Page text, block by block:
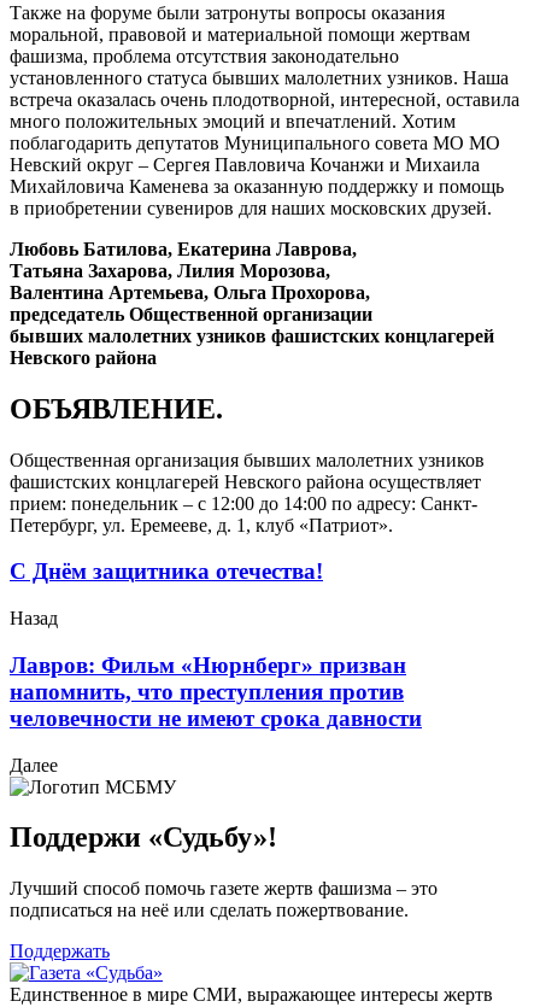
Также на форуме были затронуты вопросы оказания
моральной, правовой и материальной помощи жертвам
фашизма, проблема отсутствия законодательно
установленного статуса бывших малолетних узников. Наша
встреча оказалась очень плодотворной, интересной, оставила
много положительных эмоций и впечатлений. Хотим
поблагодарить депутатов Муниципального совета МО МО
Невский округ – Сергея Павловича Кочанжи и Михаила
Михайловича Каменева за оказанную поддержку и помощь
в приобретении сувениров для наших московских друзей.
Любовь Батилова, Екатерина Лаврова,
Татьяна Захарова, Лилия Морозова,
Валентина Артемьева, Ольга Прохорова,
председатель Общественной организации
бывших малолетних узников фашистских концлагерей
Невского района
ОБЪЯВЛЕНИЕ.
Общественная организация бывших малолетних узников
фашистских концлагерей Невского района осуществляет
прием: понедельник – с 12:00 до 14:00 по адресу: Санкт-
Петербург, ул. Еремееве, д. 1, клуб «Патриот».
С Днём защитника отечества!
Назад
Лавров: Фильм «Нюрнберг» призван
напомнить, что преступления против
человечности не имеют срока давности
Далее
Поддержи «Судьбу»!
Лучший способ помочь газете жертв фашизма – это
подписаться на неё или сделать пожертвование.
Поддержать
Единственное в мире СМИ, выражающее интересы жертв